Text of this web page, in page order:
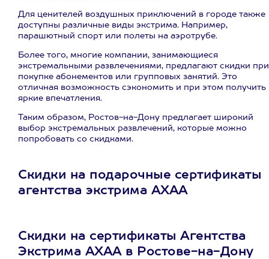
Для ценителей воздушных приключений в городе также
доступны различные виды экстрима. Например,
парашютный спорт или полеты на аэротрубе.
Более того, многие компании, занимающиеся
экстремальными развлечениями, предлагают скидки при
покупке абонементов или групповых занятий. Это
отличная возможность сэкономить и при этом получить
яркие впечатления.
Таким образом, Ростов-на-Дону предлагает широкий
выбор экстремальных развлечений, которые можно
попробовать со скидками.
Скидки на подарочные сертификаты
агентства экстрима АХАА
Скидки на сертификаты Агентства
Экстрима АХАА в Ростове-на-Дону